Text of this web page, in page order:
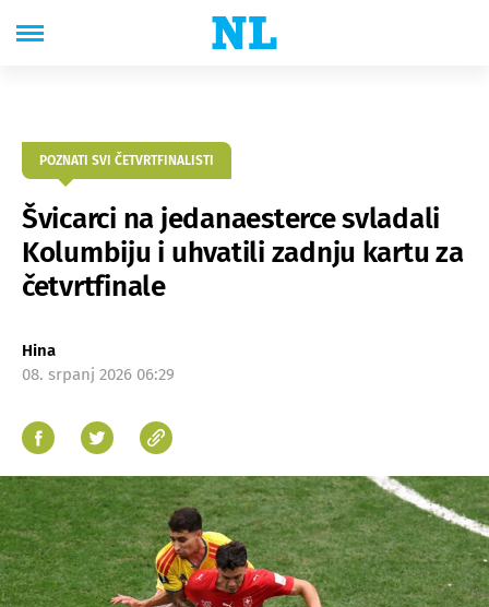
POZNATI SVI ČETVRTFINALISTI
Švicarci na jedanaesterce svladali
Kolumbiju i uhvatili zadnju kartu za
četvrtfinale
Hina
08. srpanj 2026 06:29